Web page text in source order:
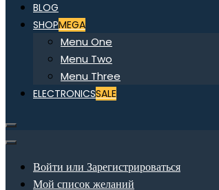
BLOG
SHOPMEGA
Menu One
Menu Two
Menu Three
ELECTRONICSSALE
Войти или Зарегистрироваться
Мой список желаний